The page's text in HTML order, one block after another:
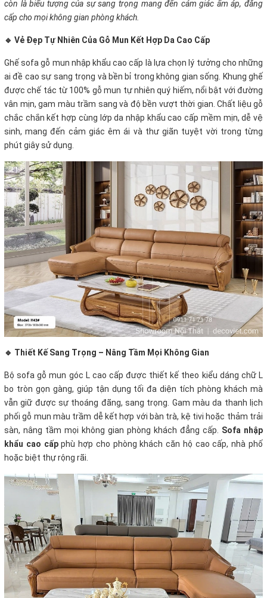
còn là biểu tượng của sự sang trọng mang đến cảm giác ấm áp, đẳng
cấp cho mọi không gian phòng khách.
🔹 Vẻ Đẹp Tự Nhiên Của Gỗ Mun Kết Hợp Da Cao Cấp
Ghế sofa gỗ mun nhập khẩu cao cấp là lựa chọn lý tưởng cho những
ai đề cao sự sang trọng và bền bỉ trong không gian sống. Khung ghế
được chế tác từ 100% gỗ mun tự nhiên quý hiếm, nổi bật với đường
vân mịn, gam màu trầm sang và độ bền vượt thời gian. Chất liệu gỗ
chắc chắn kết hợp cùng lớp da nhập khẩu cao cấp mềm mịn, dễ vệ
sinh, mang đến cảm giác êm ái và thư giãn tuyệt vời trong từng
phút giây sử dụng.
🔹 Thiết Kế Sang Trọng – Nâng Tầm Mọi Không Gian
Bộ sofa gỗ mun góc L cao cấp được thiết kế theo kiểu dáng chữ L
bo tròn gọn gàng, giúp tận dụng tối đa diện tích phòng khách mà
vẫn giữ được sự thoáng đãng, sang trọng. Gam màu da thanh lịch
phối gỗ mun màu trầm dễ kết hợp với bàn trà, kệ tivi hoặc thảm trải
sàn, nâng tầm mọi không gian phòng khách đẳng cấp. Sofa nhập
khẩu cao cấpphù hợp cho phòng khách căn hộ cao cấp, nhà phố
hoặc biệt thự rộng rãi.